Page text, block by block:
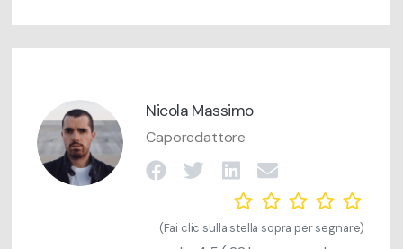
Nicola Massimo
Caporedattore
(Fai clic sulla stella sopra per segnare)